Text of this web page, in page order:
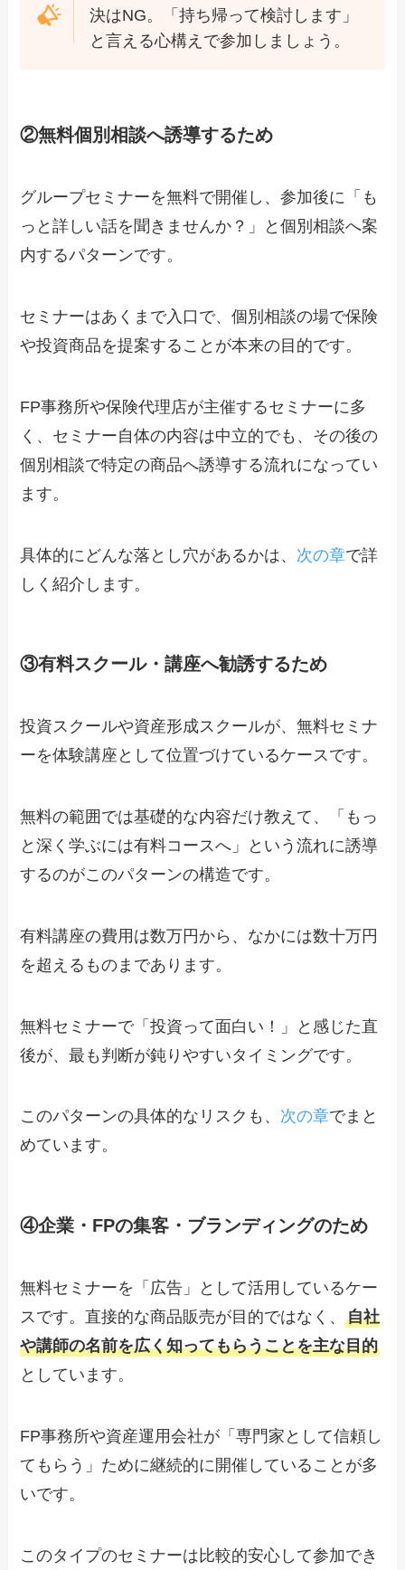
決はNG。「持ち帰って検討します」
と言える心構えで参加しましょう。
②無料個別相談へ誘導するため
グループセミナーを無料で開催し、参加後に「も
っと詳しい話を聞きませんか？」と個別相談へ案
内するパターンです。
セミナーはあくまで入口で、個別相談の場で保険
や投資商品を提案することが本来の目的です。
FP事務所や保険代理店が主催するセミナーに多
く、セミナー自体の内容は中立的でも、その後の
個別相談で特定の商品へ誘導する流れになってい
ます。
具体的にどんな落とし穴があるかは、 次の章で詳
しく紹介します。
③有料スクール・講座へ勧誘するため
投資スクールや資産形成スクールが、無料セミナ
ーを体験講座として位置づけているケースです。
無料の範囲では基礎的な内容だけ教えて、
「もっ
と深く学ぶには有料コースへ」という流れに誘導
するのがこのパターンの構造です。
有料講座の費用は数万円から、なかには数十万円
を超えるものまであります。
無料セミナーで「投資って面白い！」と感じた直
後が、最も判断が鈍りやすいタイミングです。
このパターンの具体的なリスクも、 次の章でまと
めています。
④企業・FPの集客・ブランディングのため
無料セミナーを「広告」として活用しているケー
スです。直接的な商品販売が目的ではなく、自社
や講師の名前を広く知ってもらうことを主な目的
としています。
FP事務所や資産運用会社が「専門家として信頼し
てもらう」ために継続的に開催していることが多
いです。
このタイプのセミナーは比較的安心して参加でき